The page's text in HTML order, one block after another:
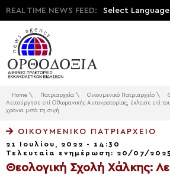
REAL TIME NEWS FEED: Select Language
Home \ Πατριαρχεία \ Οικουμενικό Πατριαρχείο \
Λειτούργησε επί Οθωμανικής Αυτοκρατορίας, έκλεισε επί
χρόνια μετά τη σιγή
ΟΙΚΟΥΜΕΝΙΚΌ ΠΑΤΡΙΑΡΧΕΊΟ
21 Ιουλίου, 2022 - 14:30
Τελευταία ενημέρωση: 20/07/
Θεολογική Σχολή Χάλκης: